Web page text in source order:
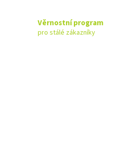
Věrnostní program
pro stálé zákazníky